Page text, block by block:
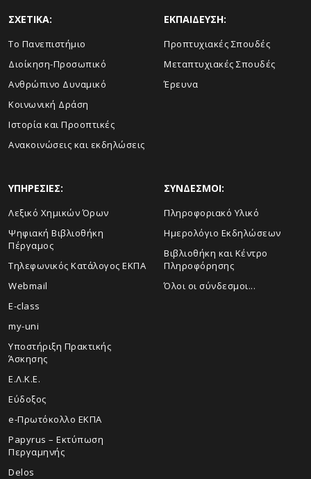
ΣΧΕΤΙΚΑ:
Το Πανεπιστήμιο
Διοίκηση-Προσωπικό
Ανθρώπινο Δυναμικό
Κοινωνική Δράση
Ιστορία και Προοπτικές
Ανακοινώσεις και εκδηλώσεις
ΕΚΠΑΙΔΕΥΣΗ:
Προπτυχιακές Σπουδές
Μεταπτυχιακές Σπουδές
Έρευνα
ΥΠΗΡΕΣΙΕΣ:
Λεξικό Χημικών Όρων
Ψηφιακή Βιβλιοθήκη
Πέργαμος
Τηλεφωνικός Κατάλογος ΕΚΠΑ
Webmail
E-class
my-uni
Υποστήριξη Πρακτικής
Άσκησης
Ε.Λ.Κ.Ε.
Εύδοξος
e-Πρωτόκολλο ΕΚΠΑ
Papyrus – Εκτύπωση
Περγαμηνής
Delos
ΣΥΝΔΕΣΜΟΙ:
Πληροφοριακό Υλικό
Ημερολόγιο Εκδηλώσεων
Βιβλιοθήκη και Κέντρο
Πληροφόρησης
Όλοι οι σύνδεσμοι...